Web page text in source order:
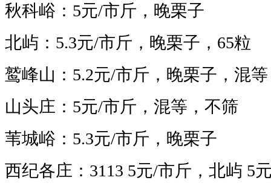
秋科峪：5元/市斤，晚栗子
北屿：5.3元/市斤，晚栗子，65粒
鹫峰山：5.2元/市斤，晚栗子，混等
山头庄：5元/市斤，混等，不筛
苇城峪：5.3元/市斤，晚栗子
西纪各庄：3113 5元/市斤，北屿 5